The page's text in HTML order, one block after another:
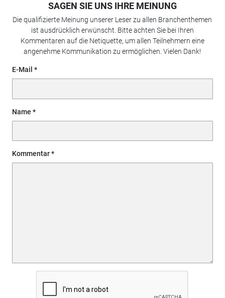
SAGEN SIE UNS IHRE MEINUNG
Die qualifizierte Meinung unserer Leser zu allen Branchenthemen
ist ausdrücklich erwünscht. Bitte achten Sie bei Ihren
Kommentaren auf die Netiquette, um allen Teilnehmern eine
angenehme Kommunikation zu ermöglichen. Vielen Dank!
E-Mail
Name
Kommentar